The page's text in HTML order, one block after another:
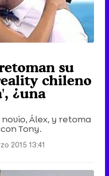
su
chileno
¿una
Álex, y retoma
Tony.
2015 13:41